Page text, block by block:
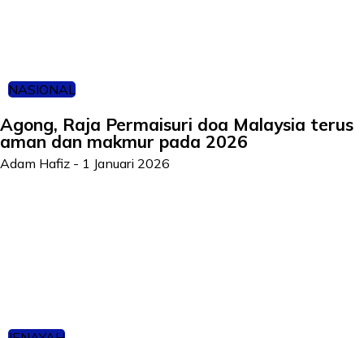
NASIONAL
Agong, Raja Permaisuri doa Malaysia terus
aman dan makmur pada 2026
Adam Hafiz - 1 Januari 2026